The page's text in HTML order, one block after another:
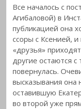
Все началось с
Агибаловой) в
публикацией она
ссоры с Ксенией,
«друзья»
другие остаются
повернулась.
высказывания она
оставившую
во второй уже